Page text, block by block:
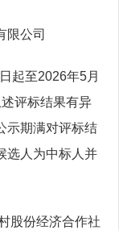
公司
起至2026年5月
评标结果有异
示期满对评标结
选人为中标人并
份经济合作社